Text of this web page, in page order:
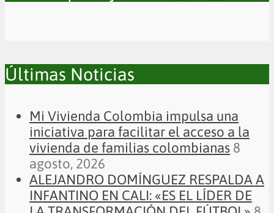
Últimas Noticias
Mi Vivienda Colombia impulsa una
iniciativa para facilitar el acceso a la
vivienda de familias colombianas 8
agosto, 2026
ALEJANDRO DOMÍNGUEZ RESPALDA A
INFANTINO EN CALI: «ES EL LÍDER DE